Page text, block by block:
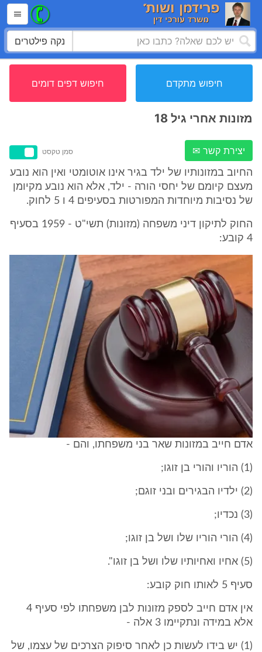
נקה פילטרים
חיפוש מתקדם חיפוש דפים דומים
מזונות אחרי גיל 18
יצירת קשר ✉ סמן טקסט
החיוב במזונותיו של ילד בגיר אינו אוטומטי ואין הוא נובע
מעצם קיומם של יחסי הורה - ילד, אלא הוא נובע מקיומן
של נסיבות מיוחדות המפורטות בסעיפים 4 ו 5 לחוק.
החוק לתיקון דיני משפחה (מזונות) תשי"ט - 1959 בסעיף
4 קובע:
אדם חייב במזונות שאר בני משפחתו, והם -
(1) הוריו והורי בן זוגו;
(2) ילדיו הבגירים ובני זוגם;
(3) נכדיו;
(4) הורי הוריו שלו ושל בן זוגו;
(5) אחיו ואחיותיו שלו ושל בן זוגו".
סעיף 5 לאותו חוק קובע:
אין אדם חייב לספק מזונות לבן משפחתו לפי סעיף 4
אלא במידה ונתקיימו 3 אלה -
(1) יש בידו לעשות כן לאחר סיפוק הצרכים של עצמו, של